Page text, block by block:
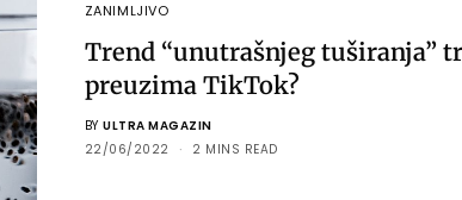
ZANIMLJIVO
Trend “unutrašnjeg tuširanja”
preuzima TikTok?
BY ULTRA MAGAZIN
22/06/2022
2 MINS READ